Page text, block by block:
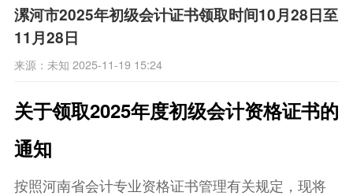
漯河市2025年初级会计证书领取时间10月28日至
11月28日
来源：未知 2025-11-19 15:24
关于领取2025年度初级会计资格证书的
通知
按照河南省会计专业资格证书管理有关规定，现将